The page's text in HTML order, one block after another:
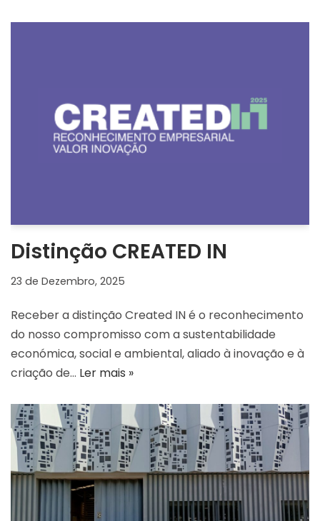
Distinção CREATED IN
23 de Dezembro, 2025
Receber a distinção Created IN é o reconhecimento
do nosso compromisso com a sustentabilidade
económica, social e ambiental, aliado à inovação e à
criação de… Ler mais »